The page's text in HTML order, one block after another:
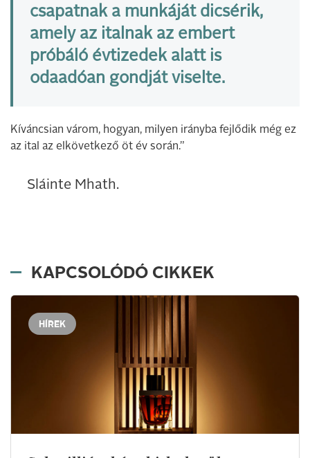
csapatnak a munkáját dicsérik,
amely az italnak az embert
próbáló évtizedek alatt is
odaadóan gondját viselte.
Kíváncsian várom, hogyan, milyen irányba fejlődik még ez
az ital az elkövetkező öt év során.”
Sláinte Mhath.
KAPCSOLÓDÓ CIKKEK
HÍREK